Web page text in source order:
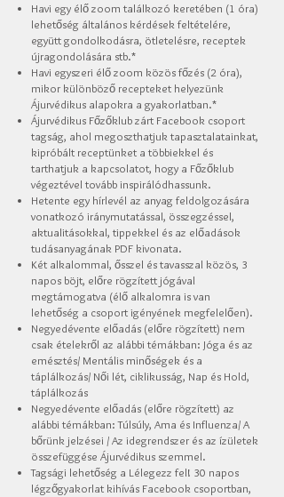
Havi egy élő zoom találkozó keretében (1 óra)
lehetőség általános kérdések feltételére,
együtt gondolkodásra, ötletelésre, receptek
újragondolására stb.*
Havi egyszeri élő zoom közös főzés (2 óra),
mikor különböző recepteket helyezünk
Ájurvédikus alapokra a gyakorlatban.*
Ájurvédikus Főzőklub zárt Facebook csoport
tagság, ahol megoszthatjuk tapasztalatainkat,
kipróbált receptünket a többiekkel és
tarthatjuk a kapcsolatot, hogy a Főzőklub
végeztével tovább inspirálódhassunk.
Hetente egy hírlevél az anyag feldolgozására
vonatkozó iránymutatással, összegzéssel,
aktualitásokkal, tippekkel és az előadások
tudásanyagának PDF kivonata.
Két alkalommal, ősszel és tavasszal közös, 3
napos böjt, előre rögzített jógával
megtámogatva (élő alkalomra is van
lehetőség a csoport igényének megfelelően).
Negyedévente előadás (előre rögzített) nem
csak ételekről az alábbi témákban: Jóga és az
emésztés/ Mentális minőségek és a
táplálkozás/ Női lét, ciklikusság, Nap és Hold,
táplálkozás
Negyedévente előadás (előre rögzített) az
alábbi témákban: Túlsúly, Ama és Influenza/ A
bőrünk jelzései / Az idegrendszer és az ízületek
összefüggése Ájurvédikus szemmel.
Tagsági lehetőség a Lélegezz fel! 30 napos
légzőgyakorlat kihívás Facebook csoportban,